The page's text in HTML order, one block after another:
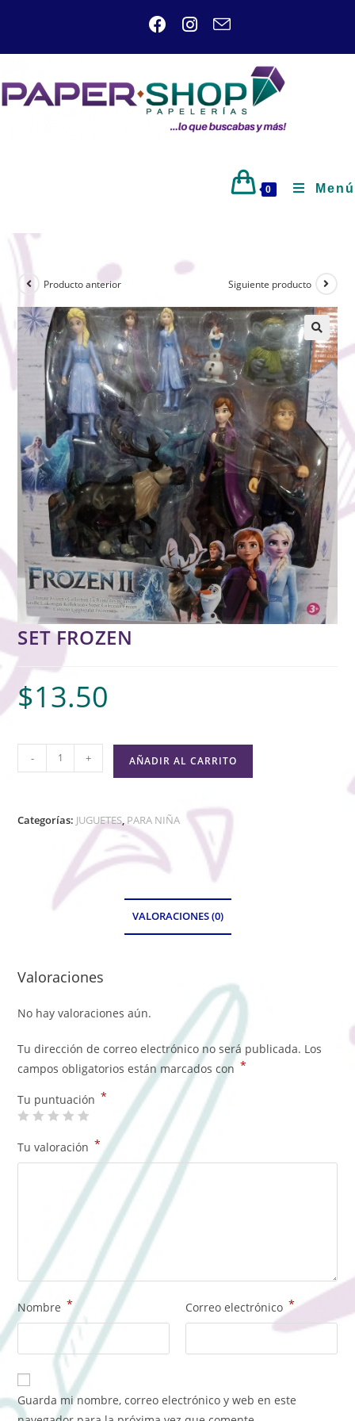
0 Menú
Producto anterior Siguiente producto
🔍
SET FROZEN
$13.50
- + AÑADIR AL CARRITO
Categorías: JUGUETES, PARA NIÑA
VALORACIONES (0)
Valoraciones
No hay valoraciones aún.
Tu dirección de correo electrónico no será publicada. Los
campos obligatorios están marcados con *
Tu puntuación *
Tu valoración *
Nombre * Correo electrónico *
Guarda mi nombre, correo electrónico y web en este